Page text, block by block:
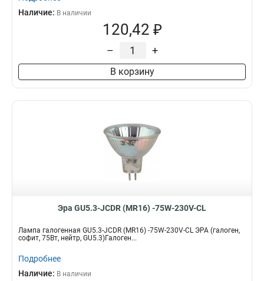
Наличие: В наличии
120,42 ₽
– +
В корзину
Эра GU5.3-JCDR (MR16) -75W-230V-CL
Лампа галогенная GU5.3-JCDR (MR16) -75W-230V-CL ЭРА (галоген,
софит, 75Вт, нейтр, GU5.3)Галоген...
Подробнее
Наличие: В наличии